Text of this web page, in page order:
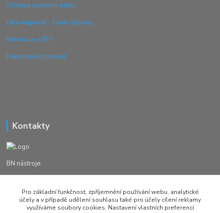
Ochrana osobních údajů
Jak nakupovat - Ceník dopravy
Informace o EET
Reklamační protokol
Kontakty
BN nástroje
+420 777982023
Pro základní funkčnost, zpříjemnění používání webu, analytické
účely a v případě udělení souhlasu také pro účely cílení reklamy
využíváme soubory cookies. Nastavení vlastních preferencí